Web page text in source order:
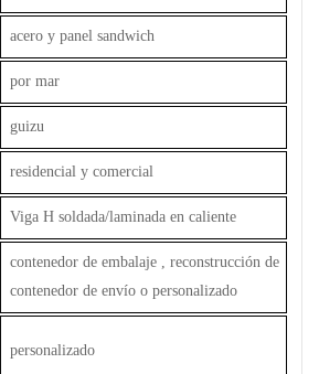
acero y panel sandwich
por mar
guizu
residencial y comercial
Viga H soldada/laminada en caliente
contenedor de embalaje , reconstrucción de
contenedor de envío o personalizado
personalizado